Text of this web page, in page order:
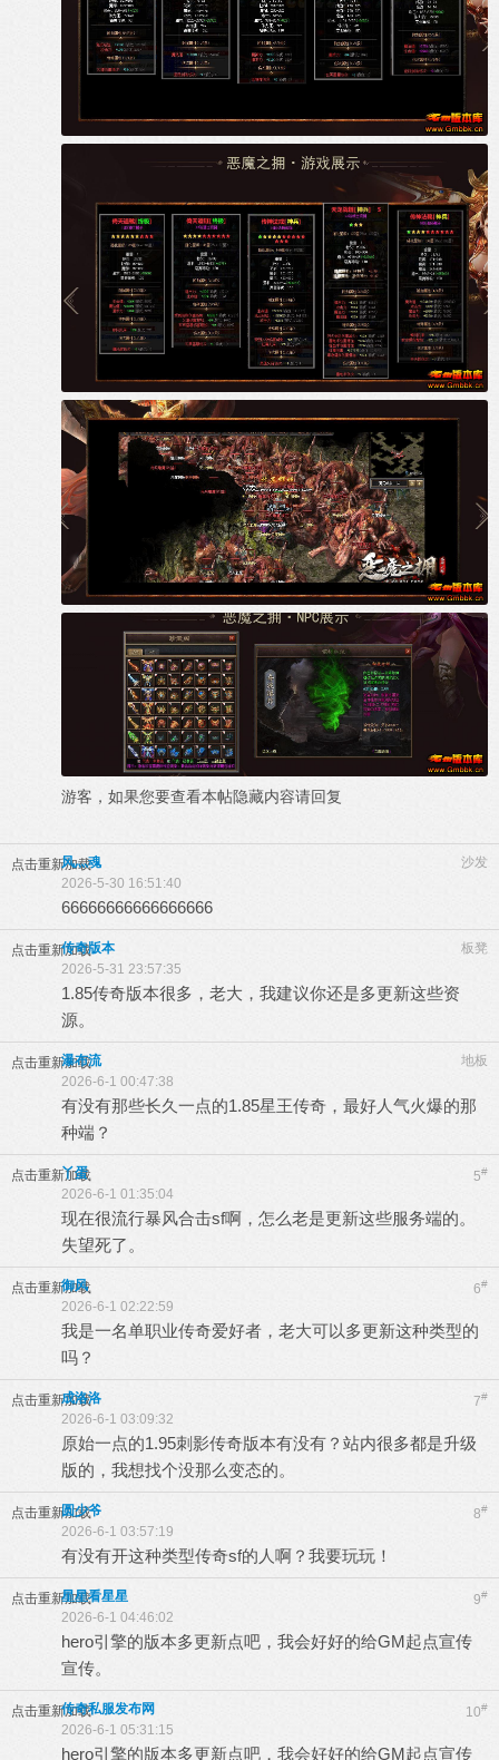
游客，如果您要查看本帖隐藏内容请回复
点击重新加载 沙发
风灬魂
2026-5-30 16:51:40
66666666666666666
点击重新加载 板凳
传奇版本
2026-5-31 23:57:35
1.85传奇版本很多，老大，我建议你还是多更新这些资
源。
点击重新加载 地板
瀑布流
2026-6-1 00:47:38
有没有那些长久一点的1.85星王传奇，最好人气火爆的那
种端？
点击重新加载 5#
丫蛋
2026-6-1 01:35:04
现在很流行暴风合击sf啊，怎么老是更新这些服务端的。
失望死了。
点击重新加载 6#
御风
2026-6-1 02:22:59
我是一名单职业传奇爱好者，老大可以多更新这种类型的
吗？
点击重新加载 7#
成洛洛
2026-6-1 03:09:32
原始一点的1.95刺影传奇版本有没有？站内很多都是升级
版的，我想找个没那么变态的。
点击重新加载 8#
圆少爷
2026-6-1 03:57:19
有没有开这种类型传奇sf的人啊？我要玩玩！
点击重新加载 9#
星星看星星
2026-6-1 04:46:02
hero引擎的版本多更新点吧，我会好好的给GM起点宣传
宣传。
点击重新加载 10#
传奇私服发布网
2026-6-1 05:31:15
hero引擎的版本多更新点吧，我会好好的给GM起点宣传